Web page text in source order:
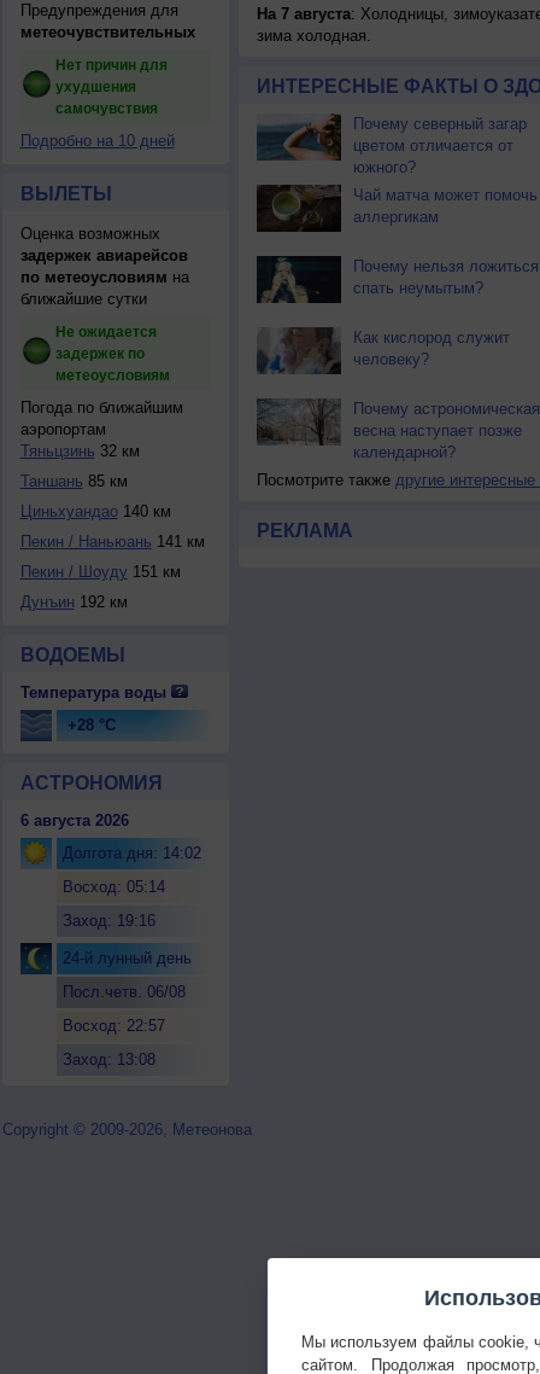
Предупреждения для
метеочувствительных
Нет причин для
ухудшения
самочувствия
Подробно на 10 дней
ВЫЛЕТЫ
Оценка возможных
задержек авиарейсов
по метеоусловиям на
ближайшие сутки
Не ожидается
задержек по
метеоусловиям
Погода по ближайшим
аэропортам
Тяньцзинь 32 км
Таншань 85 км
Циньхуандао140 км
Пекин / Наньюань 141 км
Пекин / Шоуду 151 км
Дунъин 192 км
ВОДОЕМЫ
Температура воды
+28 °C
АСТРОНОМИЯ
6 августа 2026
Долгота дня: 14:02
Восход: 05:14
Заход: 19:16
24-й лунный день
Посл.четв. 06/08
Восход: 22:57
Заход: 13:08
На 7 августа: Холодницы,
зима холодная.
ИНТЕРЕСНЫЕ ФАКТЫ О
Почему северный загар
цветом отличается от
южного?
Чай матча может помочь
аллергикам
Почему нельзя ложиться
спать неумытым?
Как кислород служит
человеку?
Почему астрономическая
весна наступает позже
календарной?
Посмотрите также другие интересные
РЕКЛАМА
Copyright © 2009-2026, Метеонова
Мы используем файлы cookie,
сайтом. Продолжая